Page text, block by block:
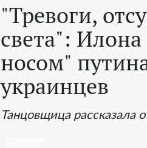
"Тревоги,
света": Илона
носом"
украинцев
Танцовщица рассказала